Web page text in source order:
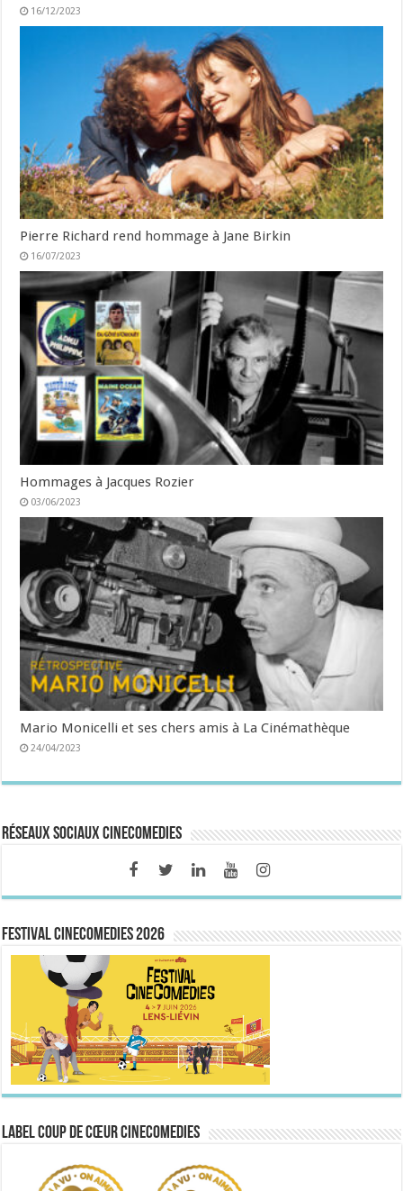
16/12/2023
Pierre Richard rend hommage à Jane Birkin
16/07/2023
Hommages à Jacques Rozier
03/06/2023
Mario Monicelli et ses chers amis à La Cinémathèque
24/04/2023
Réseaux sociaux CineComedies
FESTIVAL CINECOMEDIES 2026
Label Coup de Cœur CineComedies